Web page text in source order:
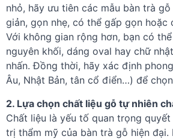
nhỏ, hãy ưu tiên các mẫu bàn trà
giản, gọn nhẹ, có thể gấp gọn hoặc
Với không gian rộng hơn, bạn có
nguyên khối, dáng oval hay chữ
nhấn. Đồng thời, hãy xác định
Âu, Nhật Bản, tân cổ điển…) để
2. Lựa chọn chất liệu gỗ tự nhiên
Chất liệu là yếu tố quan trọng
trị thẩm mỹ của bàn trà gỗ hiện đại.